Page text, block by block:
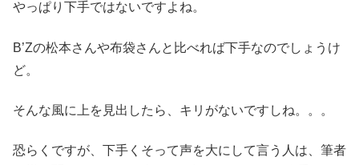
やっぱり下手ではないですよね。
B’Zの松本さんや布袋さんと比べれば下手なのでしょうけ
ど。
そんな風に上を見出したら、キリがないですしね。。。
恐らくですが、下手くそって声を大にして言う人は、筆者